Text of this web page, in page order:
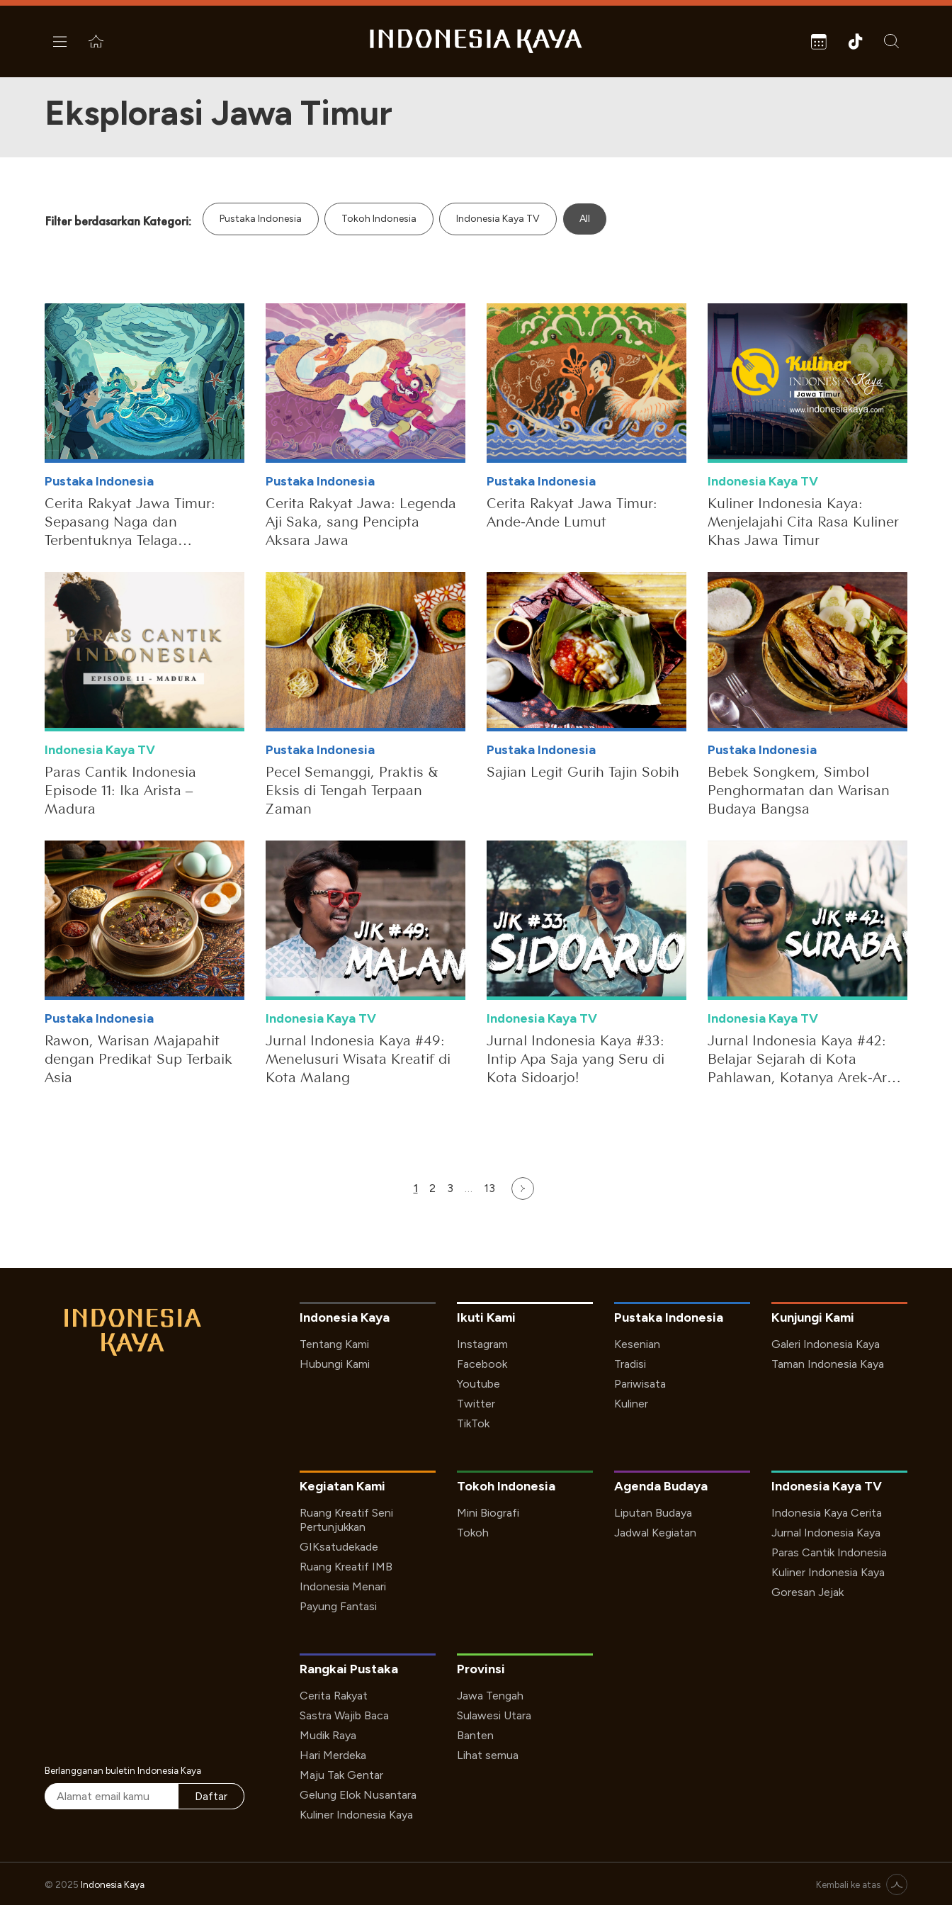
Eksplorasi Jawa Timur
Filter berdasarkan Kategori: Pustaka Indonesia Tokoh Indonesia Indonesia Kaya TV All
Pustaka Indonesia
Cerita Rakyat Jawa Timur:
Sepasang Naga dan
Terbentuknya Telaga
Pustaka Indonesia
Cerita Rakyat Jawa: Legenda
Aji Saka, sang Pencipta
Aksara Jawa
Pustaka Indonesia
Cerita Rakyat Jawa Timur:
Ande-Ande Lumut
Indonesia Kaya TV
Kuliner Indonesia Kaya:
Menjelajahi Cita Rasa Kuliner
Khas Jawa Timur
Indonesia Kaya TV
Paras Cantik Indonesia
Episode 11: Ika Arista –
Madura
Pustaka Indonesia
Pecel Semanggi, Praktis &
Eksis di Tengah Terpaan
Zaman
Pustaka Indonesia
Sajian Legit Gurih Tajin Sobih
Pustaka Indonesia
Bebek Songkem, Simbol
Penghormatan dan Warisan
Budaya Bangsa
Pustaka Indonesia
Rawon, Warisan Majapahit
dengan Predikat Sup Terbaik
Asia
Indonesia Kaya TV
Jurnal Indonesia Kaya #49:
Menelusuri Wisata Kreatif di
Kota Malang
Indonesia Kaya TV
Jurnal Indonesia Kaya #33:
Intip Apa Saja yang Seru di
Kota Sidoarjo!
Indonesia Kaya TV
Jurnal Indonesia Kaya #42:
Belajar Sejarah di Kota
Pahlawan, Kotanya Arek-Arek
1 2 3 … 13
Indonesia Kaya
Tentang Kami
Hubungi Kami
Ikuti Kami
Instagram
Facebook
Youtube
Twitter
TikTok
Kegiatan Kami
Ruang Kreatif Seni
Pertunjukkan
GIKsatudekade
Ruang Kreatif IMB
Indonesia Menari
Payung Fantasi
Kunjungi Kami
Galeri Indonesia Kaya
Taman Indonesia Kaya
Pustaka Indonesia
Kesenian
Tradisi
Pariwisata
Kuliner
Tokoh Indonesia
Mini Biografi
Tokoh
Indonesia Kaya TV
Indonesia Kaya Cerita
Jurnal Indonesia Kaya
Paras Cantik Indonesia
Kuliner Indonesia Kaya
Goresan Jejak
Agenda Budaya
Liputan Budaya
Jadwal Kegiatan
Rangkai Pustaka
Cerita Rakyat
Sastra Wajib Baca
Mudik Raya
Hari Merdeka
Maju Tak Gentar
Gelung Elok Nusantara
Kuliner Indonesia Kaya
Provinsi
Jawa Tengah
Sulawesi Utara
Banten
Lihat semua
Berlangganan buletin Indonesia Kaya
Daftar
© 2025 Indonesia Kaya Kembali ke atas